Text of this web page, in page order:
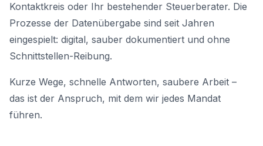
Kontaktkreis oder Ihr bestehender Steuerberater. Die
Prozesse der Datenübergabe sind seit Jahren
eingespielt: digital, sauber dokumentiert und ohne
Schnittstellen-Reibung.
Kurze Wege, schnelle Antworten, saubere Arbeit –
das ist der Anspruch, mit dem wir jedes Mandat
führen.